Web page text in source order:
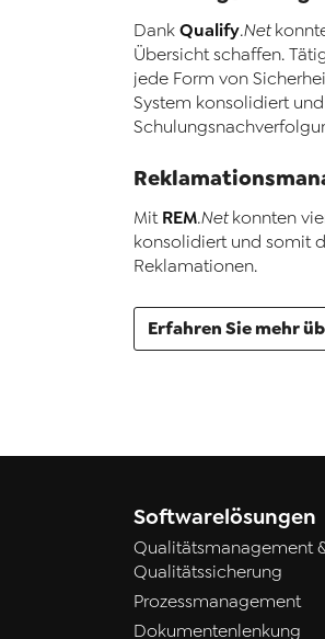
Dank Qualify.Net
Übersicht schaffen.
jede Form von
System konsolidiert
Mit REM.Netkonnten
konsolidiert und somit
Reklamationen.
Erfahren Sie mehr
Softwarelösungen
Qualitätsmanagement
Qualitätssicherung
Prozessmanagement
Dokumentenlenkung